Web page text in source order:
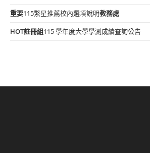
重要115繁星推薦校內選填說明教務處
HOT註冊組115 學年度大學學測成績查詢公告